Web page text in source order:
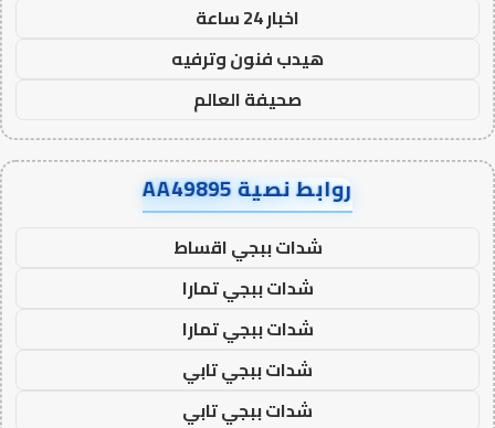
اخبار 24 ساعة
هيدب فنون وترفيه
صحيفة العالم
روابط نصية AA49895
شدات ببجي اقساط
شدات ببجي تمارا
شدات ببجي تمارا
شدات ببجي تابي
شدات ببجي تابي